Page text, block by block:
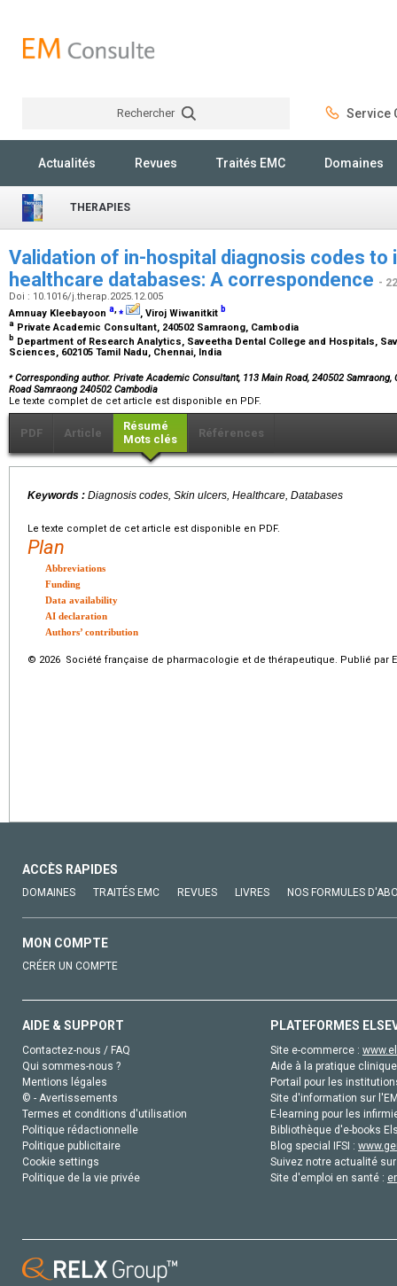
Rechercher Service
Actualités Revues Traités EMC Domaines
THERAPIES
Validation of in-hospital diagnosis codes to
healthcare databases: A correspondence -
Doi : 10.1016/j.therap.2025.12.005
Amnuay Kleebayoon a,⁎ , Viroj Wiwanitkit b
a Private Academic Consultant, 240502 Samraong, Cambodia
b Department of Research Analytics, Saveetha Dental College and Hospitals,
Sciences, 602105 Tamil Nadu, Chennai, India
⁎Corresponding author. Private Academic Consultant, 113 Main Road, 240502
Road Samraong 240502 Cambodia
Le texte complet de cet article est disponible en PDF.
PDF Article
Résumé
Mots clés
Références
Keywords : Diagnosis codes, Skin ulcers, Healthcare, Databases
Le texte complet de cet article est disponible en PDF.
Plan
Abbreviations
Funding
Data availability
AI declaration
Authors’ contribution
© 2026 Société française de pharmacologie et de thérapeutique. Publié par
ACCÈS RAPIDES
DOMAINES TRAITÉS EMC REVUES LIVRES NOS FORMULES
MON COMPTE
CRÉER UN COMPTE
AIDE & SUPPORT
Contactez-nous / FAQ
Qui sommes-nous ?
Mentions légales
© - Avertissements
Termes et conditions d'utilisation
Politique rédactionnelle
Politique publicitaire
Cookie settings
Politique de la vie privée
PLATEFORMES
Site e-commerce :
Aide à la pratique
Portail pour les
Site d'information sur
E-learning pour les
Bibliothèque d'e-books
Blog special IFSI :
Suivez notre actualité
Site d'emploi en santé :